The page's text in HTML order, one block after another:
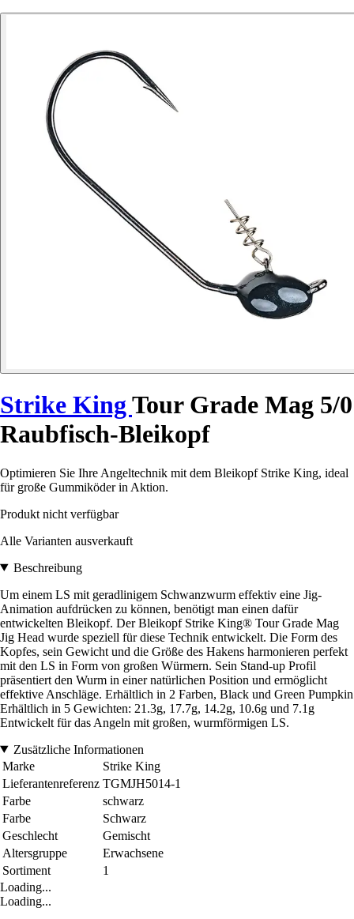
Strike KingTour Grade Mag 5/0
Raubfisch-Bleikopf
Optimieren Sie Ihre Angeltechnik mit dem Bleikopf Strike King, ideal
für große Gummiköder in Aktion.
Produkt nicht verfügbar
Alle Varianten ausverkauft
Beschreibung
Um einem LS mit geradlinigem Schwanzwurm effektiv eine Jig-
Animation aufdrücken zu können, benötigt man einen dafür
entwickelten Bleikopf. Der Bleikopf Strike King® Tour Grade Mag
Jig Head wurde speziell für diese Technik entwickelt. Die Form des
Kopfes, sein Gewicht und die Größe des Hakens harmonieren perfekt
mit den LS in Form von großen Würmern. Sein Stand-up Profil
präsentiert den Wurm in einer natürlichen Position und ermöglicht
effektive Anschläge. Erhältlich in 2 Farben, Black und Green Pumpkin
Erhältlich in 5 Gewichten: 21.3g, 17.7g, 14.2g, 10.6g und 7.1g
Entwickelt für das Angeln mit großen, wurmförmigen LS.
Zusätzliche Informationen
Marke
Strike King
Lieferantenreferenz TGMJH5014-1
Farbe
schwarz
Farbe
Schwarz
Geschlecht
Gemischt
Altersgruppe
Erwachsene
Sortiment
1
Loading...
Loading...